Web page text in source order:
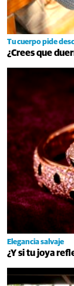
Tu cuerpo pide
¿Crees que
Elegancia salvaje
¿Y si tu joya